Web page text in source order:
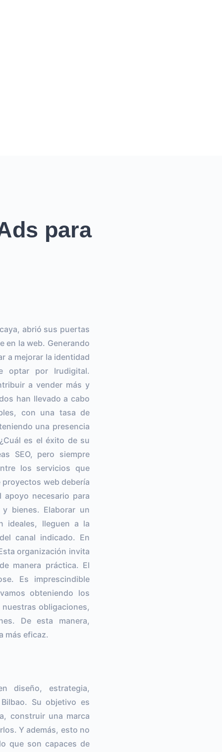
para
abrió sus puertas
en la web. Generando
a mejorar la identidad
optar por Irudigital.
a vender más y
han llevado a cabo
con una tasa de
una presencia
es el éxito de su
SEO, pero siempre
los servicios que
web debería
necesario para
bienes. Elaborar un
ideales, lleguen a la
canal indicado. En
organización invita
manera práctica. El
Es imprescindible
obteniendo los
obligaciones,
De esta manera,
más eficaz.
diseño, estrategia,
Su objetivo es
construir una marca
Y además, esto no
que son capaces de